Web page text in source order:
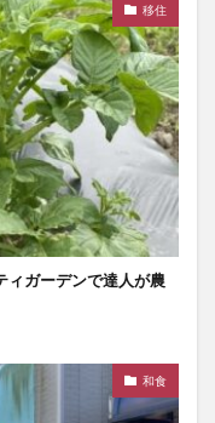
移住
ィガーデンで達人が農
和食